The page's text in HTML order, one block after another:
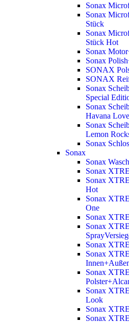
Sonax
Sonax
Stück
Sonax
Stück Hot
Sonax
Sonax
SONAX
SONAX
Sonax
Special
Sonax
Havana Love
Sonax
Lemon
Sonax
Sonax
Sonax
Sonax
Sonax
Hot
Sonax
One
Sonax
Sonax
Sonax
Sonax
Sonax
Sonax
Look
Sonax
Sonax